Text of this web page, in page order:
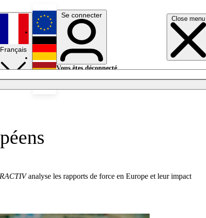
Close menu
Français
English
Deutsch
Se connecter
Vous êtes déconnecté.
analyse les rapports de force en Europe et leur impact